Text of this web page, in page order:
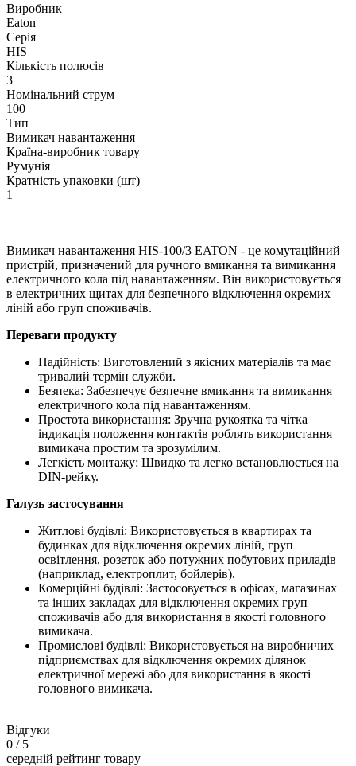
Виробник
Eaton
Серія
HIS
Кількість полюсів
3
Номінальний струм
100
Тип
Вимикач навантаження
Країна-виробник товару
Румунія
Кратність упаковки (шт)
1
Вимикач навантаження HIS-100/3 EATON - це комутаційний
пристрій, призначений для ручного вмикання та вимикання
електричного кола під навантаженням. Він використовується
в електричних щитах для безпечного відключення окремих
ліній або груп споживачів.
Переваги продукту
Надійність: Виготовлений з якісних матеріалів та має
тривалий термін служби.
Безпека: Забезпечує безпечне вмикання та вимикання
електричного кола під навантаженням.
Простота використання: Зручна рукоятка та чітка
індикація положення контактів роблять використання
вимикача простим та зрозумілим.
Легкість монтажу: Швидко та легко встановлюється на
DIN-рейку.
Галузь застосування
Житлові будівлі: Використовується в квартирах та
будинках для відключення окремих ліній, груп
освітлення, розеток або потужних побутових приладів
(наприклад, електроплит, бойлерів).
Комерційні будівлі: Застосовується в офісах, магазинах
та інших закладах для відключення окремих груп
споживачів або для використання в якості головного
вимикача.
Промислові будівлі: Використовується на виробничих
підприємствах для відключення окремих ділянок
електричної мережі або для використання в якості
головного вимикача.
Відгуки
0 / 5
середній рейтинг товару